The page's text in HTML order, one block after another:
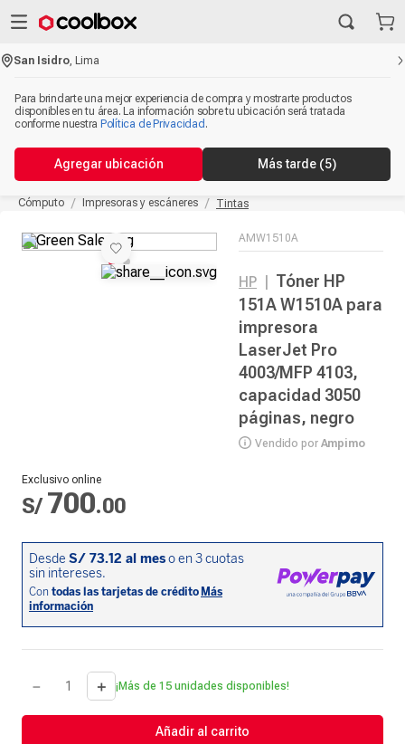
San Isidro ,Lima
Para brindarte una mejor experiencia de compra y mostrarte productos
disponibles en tu área. La información sobre tu ubicación será tratada
conforme nuestra Política de Privacidad .
Agregar ubicación Más tarde (5)
Cómputo Impresoras y escáneres Tintas
AMW1510A
HP
Tóner HP
151A W1510A para
impresora
LaserJet Pro
4003/MFP 4103,
capacidad 3050
páginas, negro
Vendido por Ampimo
Exclusivo online
S/ 700.00
＋
－ ¡Más de 15 unidades disponibles!
Añadir al carrito